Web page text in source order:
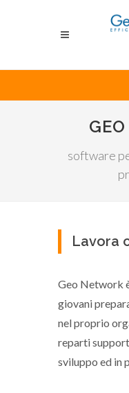
software
Lavora
Geo Network
giovani
nel proprio
reparti
sviluppo ed in